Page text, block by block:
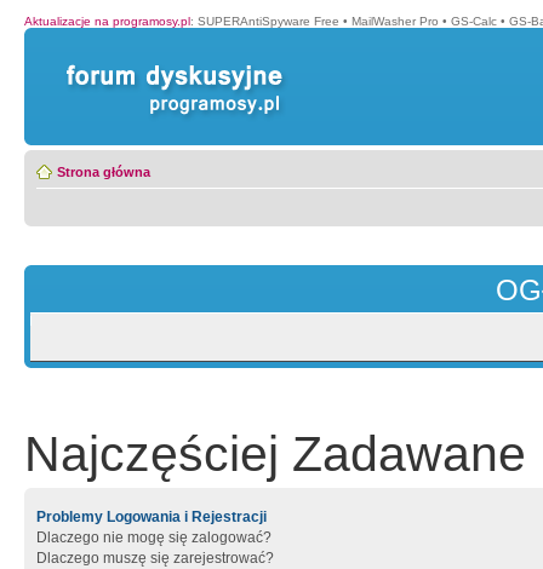
Aktualizacje na programosy.pl: SUPERAntiSpyware Free • MailWasher Pro • GS-Calc • GS-
Strona główna
Najczęściej Zadawane
Problemy Logowania i Rejestracji
Dlaczego nie mogę się zalogować?
Dlaczego muszę się zarejestrować?